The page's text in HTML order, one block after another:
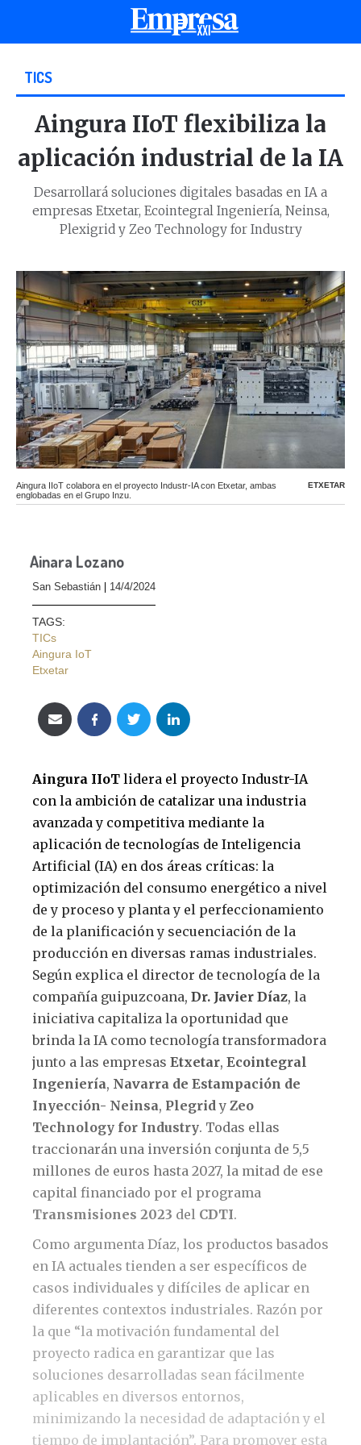
TICS
Aingura IIoT flexibiliza la
aplicación industrial de la IA
Desarrollará soluciones digitales basadas en IA a
empresas Etxetar, Ecointegral Ingeniería, Neinsa,
Plexigrid y Zeo Technology for Industry
Aingura IIoT colabora en el proyecto Industr-IA con Etxetar, ambas
englobadas en el Grupo Inzu.
ETXETAR
Ainara Lozano
San Sebastián 14/4/2024
TAGS:
TICs
Aingura IoT
Etxetar
Aingura IIoT lidera el proyecto Industr-IA
con la ambición de catalizar una industria
avanzada y competitiva mediante la
aplicación de tecnologías de Inteligencia
Artificial (IA) en dos áreas críticas: la
optimización del consumo energético a nivel
de y proceso y planta y el perfeccionamiento
de la planificación y secuenciación de la
producción en diversas ramas industriales.
Según explica el director de tecnología de la
compañía guipuzcoana, Dr. Javier Díaz, la
iniciativa capitaliza la oportunidad que
brinda la IA como tecnología transformadora
junto a las empresas Etxetar, Ecointegral
Ingeniería, Navarra de Estampación de
Inyección- Neinsa, Plegridy Zeo
Technology for Industry. Todas ellas
traccionarán una inversión conjunta de 5,5
millones de euros hasta 2027, la mitad de ese
capital financiado por el programa
Transmisiones 2023 del CDTI.
Como argumenta Díaz, los productos basados
en IA actuales tienden a ser específicos de
casos individuales y difíciles de aplicar en
diferentes contextos industriales. Razón por
la que “la motivación fundamental del
proyecto radica en garantizar que las
soluciones desarrolladas sean fácilmente
aplicables en diversos entornos,
minimizando la necesidad de adaptación y el
tiempo de implantación”. Para promover esta